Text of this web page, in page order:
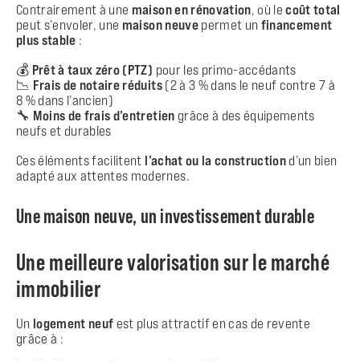
Contrairement à une maison en rénovation, où lecoût total
peut s’envoler, une maison neuvepermet un financement
plus stable :
💰 Prêt à taux zéro (PTZ) pour les primo-accédants
📉 Frais de notaire réduits(2 à 3 % dans le neuf contre 7 à
8 % dans l’ancien)
🔧 Moins de frais d’entretien grâce à des équipements
neufs et durables
Ces éléments facilitent l’achat ou la construction d’un bien
adapté aux attentes modernes.
Une maison neuve, un investissement durable
Une meilleure valorisation sur le marché
immobilier
Un logement neuf est plus attractif en cas de revente
grâce à :